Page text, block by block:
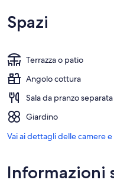
Spazi
Terrazza o patio
Angolo cottura
Sala da pranzo separata
Giardino
Vai ai dettagli delle camere
Informazioni